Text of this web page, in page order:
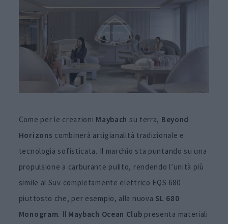
Come per le creazioni Maybach su terra, Beyond
Horizons combinerà artigianalità tradizionale e
tecnologia sofisticata. Il marchio sta puntando su una
propulsione a carburante pulito, rendendo l’unità più
simile al Suv completamente elettrico EQS 680
piuttosto che, per esempio, alla nuova SL 680
Monogram. Il Maybach Ocean Club presenta materiali